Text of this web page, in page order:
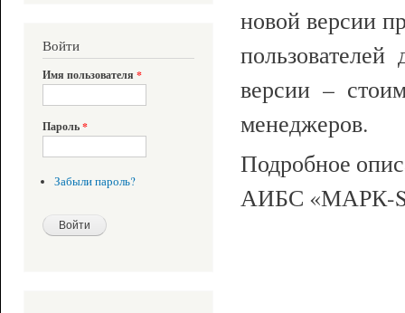
Войти
Имя пользователя *
Пароль*
Забыли пароль?
новой версии
версии –
менеджеров.
Подробное
АИБС «МАРК-